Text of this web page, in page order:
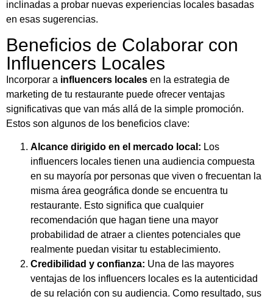
inclinadas a probar nuevas experiencias locales basadas
en esas sugerencias.
Beneficios de Colaborar con
Influencers Locales
Incorporar a influencers locales en la estrategia de
marketing de tu restaurante puede ofrecer ventajas
significativas que van más allá de la simple promoción.
Estos son algunos de los beneficios clave:
Alcance dirigido en el mercado local: Los
influencers locales tienen una audiencia compuesta
en su mayoría por personas que viven o frecuentan la
misma área geográfica donde se encuentra tu
restaurante. Esto significa que cualquier
recomendación que hagan tiene una mayor
probabilidad de atraer a clientes potenciales que
realmente puedan visitar tu establecimiento.
Credibilidad y confianza: Una de las mayores
ventajas de los influencers locales es la autenticidad
de su relación con su audiencia. Como resultado, sus